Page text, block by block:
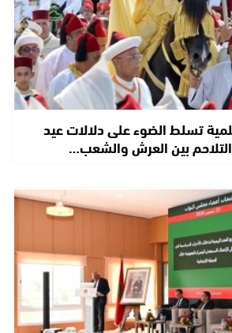
تسلط الضوء على دلالات عيد
بين العرش والشعب…